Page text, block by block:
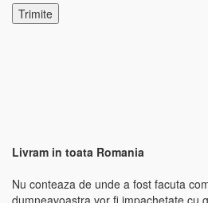
Livram in toata Romania
Nu conteaza de unde a fost facuta